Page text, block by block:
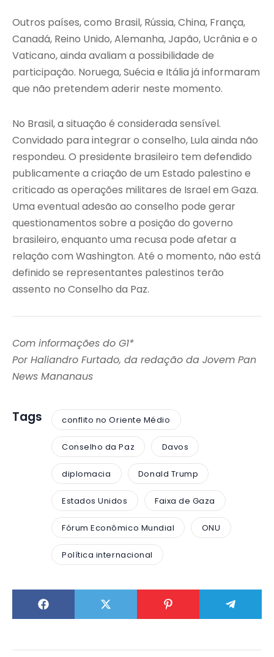
Outros países, como Brasil, Rússia, China, França,
Canadá, Reino Unido, Alemanha, Japão, Ucrânia e o
Vaticano, ainda avaliam a possibilidade de
participação. Noruega, Suécia e Itália já informaram
que não pretendem aderir neste momento.
No Brasil, a situação é considerada sensível.
Convidado para integrar o conselho, Lula ainda não
respondeu. O presidente brasileiro tem defendido
publicamente a criação de um Estado palestino e
criticado as operações militares de Israel em Gaza.
Uma eventual adesão ao conselho pode gerar
questionamentos sobre a posição do governo
brasileiro, enquanto uma recusa pode afetar a
relação com Washington. Até o momento, não está
definido se representantes palestinos terão
assento no Conselho da Paz.
Com informações do G1*
Por Haliandro Furtado, da redação da Jovem Pan
News Mananaus
Tags conflito no Oriente Médio
Conselho da Paz Davos
diplomacia Donald Trump
Estados Unidos Faixa de Gaza
Fórum Econômico Mundial ONU
Política internacional